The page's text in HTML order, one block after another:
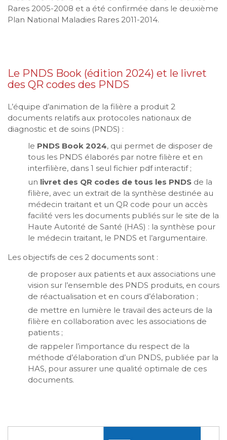
Rares 2005-2008 et a été confirmée dans le deuxième
Plan National Maladies Rares 2011-2014.
Le PNDS Book (édition 2024) et le livret
des QR codes des PNDS
L’équipe d’animation de la filière a produit 2
documents relatifs aux protocoles nationaux de
diagnostic et de soins (PNDS) :
le PNDS Book 2024, qui permet de disposer de
tous les PNDS élaborés par notre filière et en
interfilière, dans 1 seul fichier pdf interactif ;
un livret des QR codes de tous les PNDS de la
filière, avec un extrait de la synthèse destinée au
médecin traitant et un QR code pour un accès
facilité vers les documents publiés sur le site de la
Haute Autorité de Santé (HAS) : la synthèse pour
le médecin traitant, le PNDS et l’argumentaire.
Les objectifs de ces 2 documents sont :
de proposer aux patients et aux associations une
vision sur l’ensemble des PNDS produits, en cours
de réactualisation et en cours d’élaboration ;
de mettre en lumière le travail des acteurs de la
filière en collaboration avec les associations de
patients ;
de rappeler l’importance du respect de la
méthode d’élaboration d’un PNDS, publiée par la
HAS, pour assurer une qualité optimale de ces
documents.